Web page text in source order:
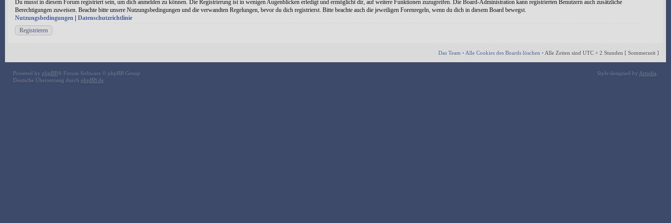
Du musst in diesem Forum registriert sein, um dich anmelden zu können. Die Registrierung ist in wenigen Augenblicken erledigt und ermöglicht dir, auf weitere Funktionen zuzugreifen. Die Board-Administration kann registrierten Benutzern auch zusätzliche
Berechtigungen zuweisen. Beachte bitte unsere Nutzungsbedingungen und die verwandten Regelungen, bevor du dich registrierst. Bitte beachte auch die jeweiligen Forenregeln, wenn du dich in diesem Board bewegst.
Nutzungsbedingungen
Datenschutzrichtlinie
Registrieren
Das Team • Alle Cookies des Boards löschen • Alle Zeiten sind UTC + 2 Stunden [ Sommerzeit ]
Powered by phpBB® Forum Software © phpBB Group
Deutsche Übersetzung durch phpBB.de
Style designed by Artodia